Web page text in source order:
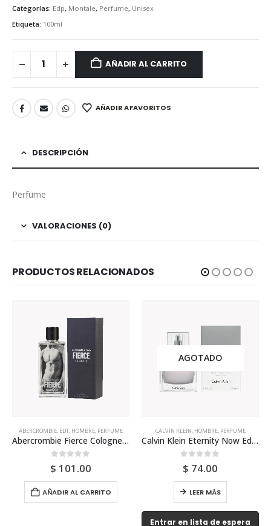
Categorías: Edp, Montale, Perfume, Unisex
Etiqueta: 100ml
AÑADIR AL CARRITO
AÑADIR A FAVORITOS
DESCRIPCIÓN
Perfume
VALORACIONES (0)
PRODUCTOS RELACIONADOS
AGOTADO
CALVIN KLEIN,HOMBRE,PERFUME
Calvin Klein Eternity Now Edt 100ml Para Hombre
out of 5
$ 74.00
LEER MÁS
EDP,HOMBRE PEPE JEANS,PERFUME
Pepe Jeans Celebrate Edp 100ml Tester Para Hombre
0 out of 5
$55.00
AÑADIR AL CARRITO